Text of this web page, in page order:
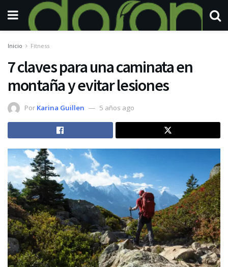
Inicio Fitness
7 claves para una caminata en
montaña y evitar lesiones
Por Karina Guillen 5 años ago